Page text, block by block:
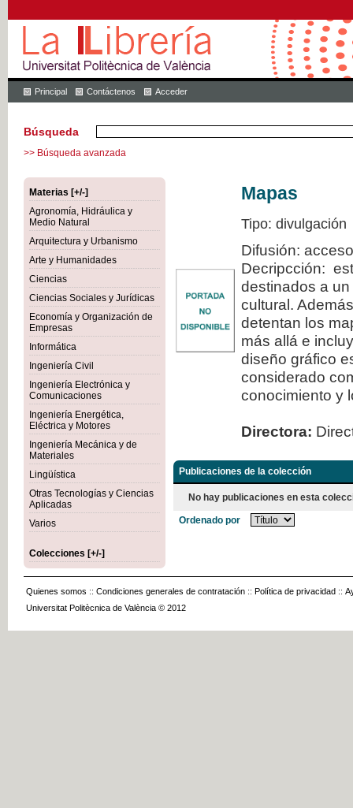
Principal Contáctenos Acceder
Búsqueda
>> Búsqueda avanzada
Materias [+/-]
Agronomía, Hidráulica y
Medio Natural
Arquitectura y Urbanismo
Arte y Humanidades
Ciencias
Ciencias Sociales y Jurídicas
Economía y Organización de
Empresas
Informática
Ingeniería Civil
Ingeniería Electrónica y
Comunicaciones
Ingeniería Energética,
Eléctrica y Motores
Ingeniería Mecánica y de
Materiales
Lingüística
Otras Tecnologías y Ciencias
Aplicadas
Varios
Colecciones [+/-]
Mapas
Tipo: divulgación
Difusión:
Decripcción:
destinados a
cultural.
detentan los
más allá e
diseño gráfico
considerado
conocimiento y
Directora:
Publicaciones de la colección
No hay publicaciones en esta
Ordenado por
Quienes somos :: Condiciones generales de contratación :: Política de privacidad ::
Universitat Politècnica de València © 2012